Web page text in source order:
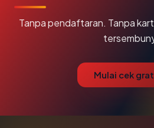
Tanpa pendaftaran. Tanpa
Mulai cek